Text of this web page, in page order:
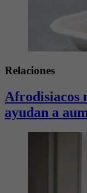
Relaciones
Afrodisiacos
ayudan a